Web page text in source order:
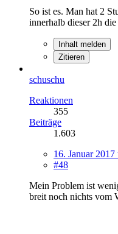
So ist es. Man hat 2
innerhalb dieser 2h
Inhalt melden
Zitieren
schuschu
Reaktionen
355
Beiträge
1.603
16. Januar 2017
#48
Mein Problem ist
breit noch nichts vom